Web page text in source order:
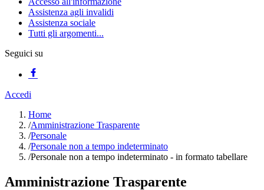
Assistenza agli invalidi
Assistenza sociale
Tutti gli argomenti...
Seguici su
Accedi
Home
/Amministrazione Trasparente
/Personale
/Personale non a tempo indeterminato
/Personale non a tempo indeterminato - in formato tabellare
Amministrazione Trasparente